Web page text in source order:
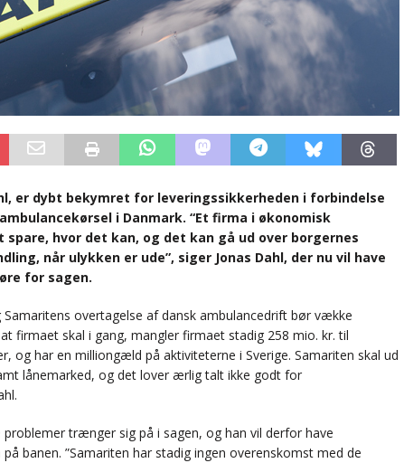
er dybt bekymret for leveringssikkerheden i forbindelse
i Danmark. “Et firma i økonomisk
hvor det kan, og det kan gå ud over borgernes
når ulykken er ude”, siger Jonas Dahl, der nu vil have
for sagen.
overtagelse af dansk ambulancedrift bør vække
firmaet skal i gang, mangler firmaet stadig 258 mio. kr. til
og har en milliongæld på aktiviteterne i Sverige. Samariten skal ud
lånemarked, og det lover ærlig talt ikke godt for
trænger sig på i sagen, og han vil derfor have
banen. ”Samariten har stadig ingen overenskomst med de